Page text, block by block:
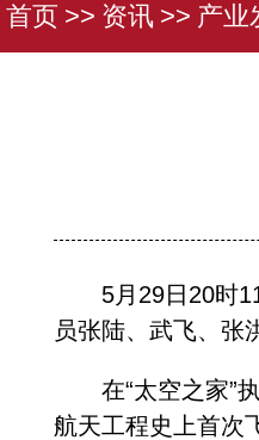
首页 >> 资讯 >> 产业
5月29日20时11
员张陆、武飞、张
在“太空之家”执
航天工程史上首次